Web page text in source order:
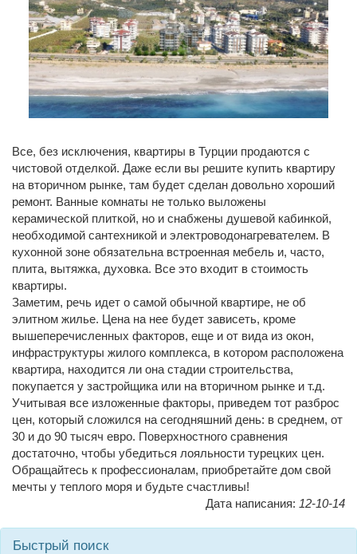
Все, без исключения, квартиры в Турции продаются с
чистовой отделкой. Даже если вы решите купить квартиру
на вторичном рынке, там будет сделан довольно хороший
ремонт. Ванные комнаты не только выложены
керамической плиткой, но и снабжены душевой кабинкой,
необходимой сантехникой и электроводонагревателем. В
кухонной зоне обязательна встроенная мебель и, часто,
плита, вытяжка, духовка. Все это входит в стоимость
квартиры.
Заметим, речь идет о самой обычной квартире, не об
элитном жилье. Цена на нее будет зависеть, кроме
вышеперечисленных факторов, еще и от вида из окон,
инфраструктуры жилого комплекса, в котором расположена
квартира, находится ли она стадии строительства,
покупается у застройщика или на вторичном рынке и т.д.
Учитывая все изложенные факторы, приведем тот разброс
цен, который сложился на сегодняшний день: в среднем, от
30 и до 90 тысяч евро. Поверхностного сравнения
достаточно, чтобы убедиться лояльности турецких цен.
Обращайтесь к профессионалам, приобретайте дом свой
мечты у теплого моря и будьте счастливы!
Дата написания: 12-10-14
Быстрый поиск